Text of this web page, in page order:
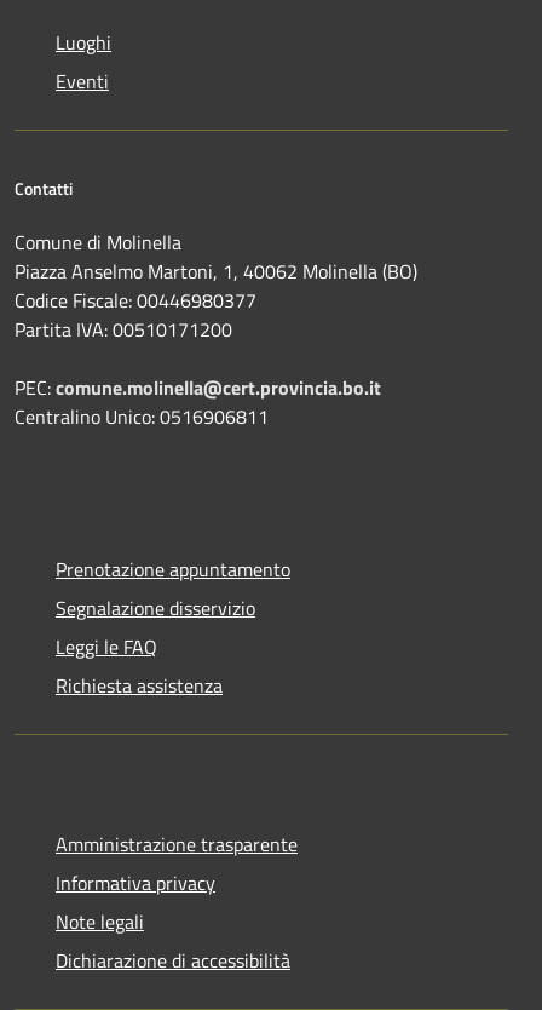
Luoghi
Eventi
Contatti
Comune di Molinella
Piazza Anselmo Martoni, 1, 40062 Molinella (BO)
Codice Fiscale: 00446980377
Partita IVA: 00510171200
PEC:comune.molinella@cert.provincia.bo.it
Centralino Unico: 0516906811
Prenotazione appuntamento
Segnalazione disservizio
Leggi le FAQ
Richiesta assistenza
Amministrazione trasparente
Informativa privacy
Note legali
Dichiarazione di accessibilità